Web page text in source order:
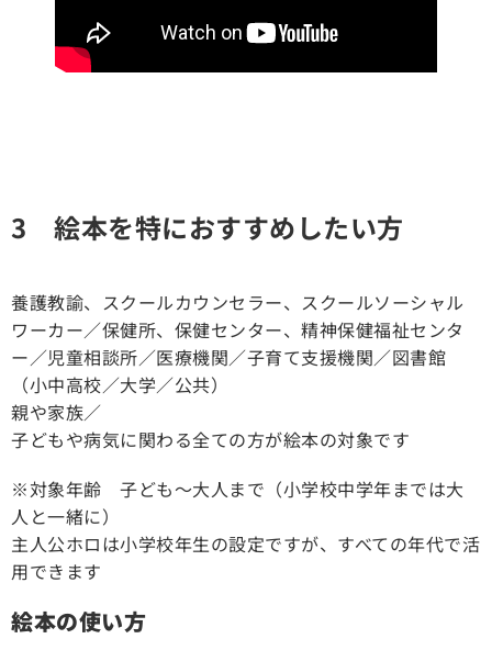
3 絵本を特におすすめしたい方
養護教諭、スクールカウンセラー、スクールソーシャル
ワーカー／保健所、保健センター、精神保健福祉センタ
ー／児童相談所／医療機関／子育て支援機関／図書館
（小中高校／大学／公共）
親や家族／
子どもや病気に関わる全ての方が絵本の対象です
※対象年齢 子ども〜大人まで（小学校中学年までは大
人と一緒に）
主人公ホロは小学校年生の設定ですが、すべての年代で活
用できます
絵本の使い方